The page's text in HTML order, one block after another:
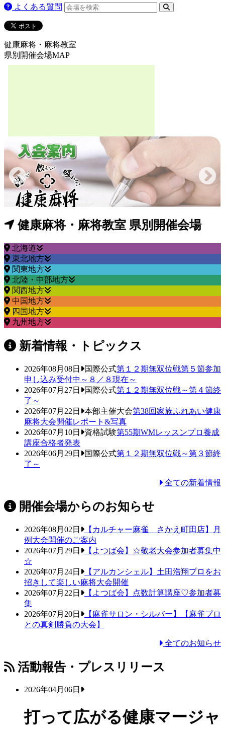
よくある質問
健康麻将・麻将教室
県別開催会場MAP
健康麻将・麻将教室 県別開催会場
北海道
東北地方
関東地方
北陸・中部地方
関西地方
中国地方
四国地方
九州地方
新着情報・トピックス
2026年08月08日 国際公式第１２期無双位戦第５節参加
申し込み受付中～８／８現在～
2026年07月27日
国際公式第１２期無双位戦～第４節終
了～
2026年07月22日
本部主催大会第38回家族ふれあい健康
麻将大会開催レポート&写真
2026年07月10日
資格試験第55期WMレッスンプロ養成
講座合格者発表
2026年06月29日
国際公式第１２期無双位戦～第３節終
了～
全ての新着情報
開催会場からのお知らせ
2026年08月02日
【カルチャー麻雀 さかえ町田店】月
例大会開催のご案内
2026年07月29日
【よつば会】☆敬老大会参加者募集中
☆
2026年07月24日
【アルカンシェル】土田浩翔プロをお
招きして楽しい麻将大会開催
2026年07月22日
【よつば会】点数計算講座♡参加者募
集
2026年07月20日
【麻雀サロン・シルバー】【麻雀プロ
との真剣勝負の大会】
全てのお知らせ
活動報告・プレスリリース
2026年04月06日
打って広がる健康マージャ